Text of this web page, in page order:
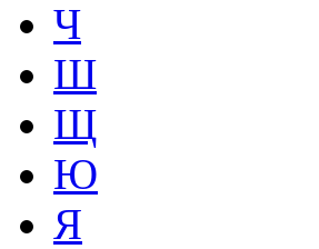
Ч
Ш
Щ
Ю
Я